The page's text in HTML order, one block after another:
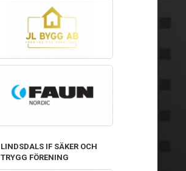
LINDSDALS IF SÄKER OCH
TRYGG FÖRENING